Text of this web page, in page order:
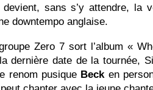
sans s’y attendre, la
downtempo anglaise.
Zero 7 sort l’album «
dernière date de la tournée,
renom pusique Becken